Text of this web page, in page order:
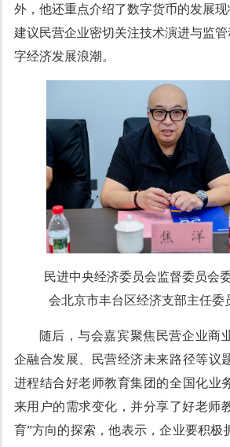
外，他还重点介绍了数字货币的发展
建议民营企业密切关注技术演进与监
字经济发展浪潮。
民进中央经济委员会监督委员会
会北京市丰台区经济支部主任委
随后，与会嘉宾聚焦民营企业商
企融合发展、民营经济未来路径等议
进程结合好老师教育集团的全国化业
来用户的需求变化，并分享了好老师
育”方向的探索，他表示，企业要积极